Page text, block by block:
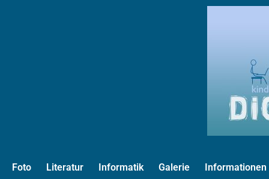
Foto Literatur Informatik Galerie Informationen